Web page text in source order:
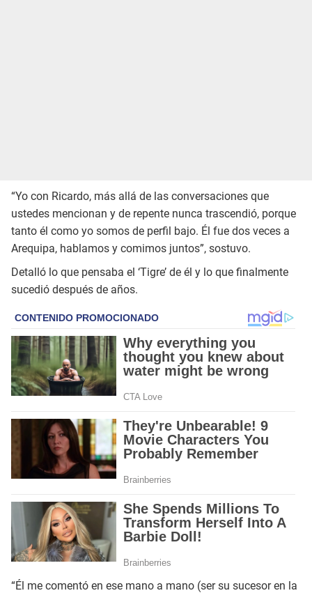
“Yo con Ricardo, más allá de las conversaciones que
ustedes mencionan y de repente nunca trascendió, porque
tanto él como yo somos de perfil bajo. Él fue dos veces a
Arequipa, hablamos y comimos juntos”, sostuvo.
Detalló lo que pensaba el ‘Tigre’ de él y lo que finalmente
sucedió después de años.
“Él me comentó en ese mano a mano (ser su sucesor en la